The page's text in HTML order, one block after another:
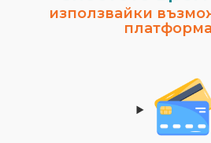
използвайки